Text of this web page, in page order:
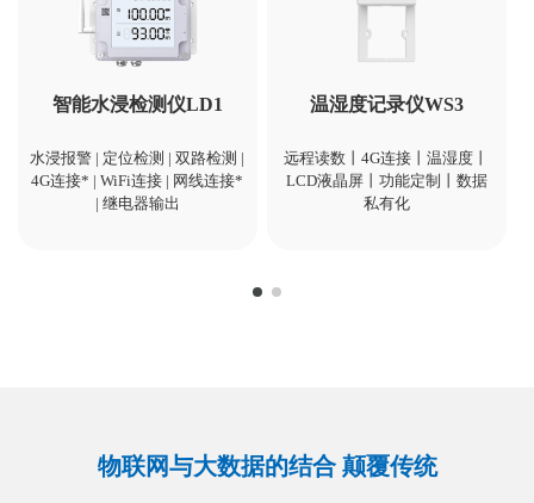
智能水浸检测仪LD1
水浸报警 | 定位检测 | 双路检测 |
4G连接* | WiFi连接 | 网线连接*
| 继电器输出
温湿度记录仪WS3
远程读数丨4G连接丨温湿度丨
LCD液晶屏丨功能定制丨数据
私有化
物联网与大数据的结合 颠覆传统